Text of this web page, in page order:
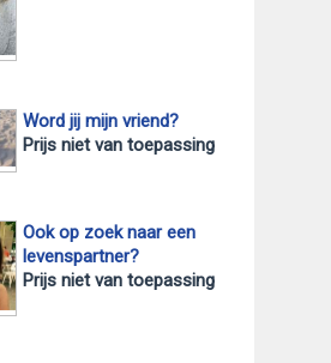
Word jij mijn vriend?
Prijs niet van toepassing
Ook op zoek naar een
levenspartner?
Prijs niet van toepassing